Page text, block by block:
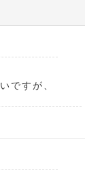
ですが、